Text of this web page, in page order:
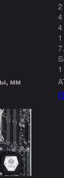
2
4
4
мм